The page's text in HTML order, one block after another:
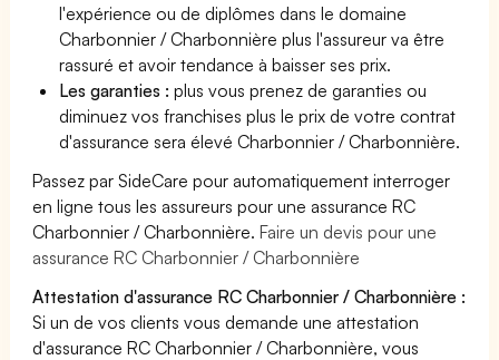
l'expérience ou de diplômes dans le domaine
Charbonnier / Charbonnière plus l'assureur va être
rassuré et avoir tendance à baisser ses prix.
Les garanties :plus vous prenez de garanties ou
diminuez vos franchises plus le prix de votre contrat
d'assurance sera élevé Charbonnier / Charbonnière.
Passez par SideCare pour automatiquement interroger
en ligne tous les assureurs pour une assurance RC
Charbonnier / Charbonnière.Faire un devis pour une
assurance RC Charbonnier / Charbonnière
Attestation d'assurance RC Charbonnier / Charbonnière :
Si un de vos clients vous demande une attestation
d'assurance RC Charbonnier / Charbonnière, vous